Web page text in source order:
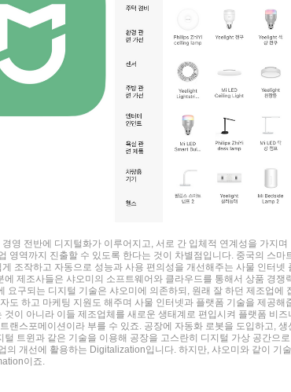
영 전반에 디지털화가 이루어지고, 서로 간 입체적 연계성을 가지며
영역까지 진출할 수 있도록 한다는 것이 차별점입니다. 중국의 스마
조작하고 자동으로 성능과 사용 편의성을 개선해주는 사물 인터넷
제조사들은 샤오미의 소프트웨어와 클라우드를 통해서 상품 경쟁
요구되는 디지털 기술은 샤오미에 의존하되, 원래 잘 하던 제조업에
도 하고 마케팅 지원도 해주며 사물 인터넷과 플랫폼 기술을 제공해
이 아니라 이들 제조업체를 새로운 생태계로 편입시켜 플랫폼 비즈
랜스포메이션이라 부를 수 있죠. 공장에 자동화 로봇을 도입하고, 생
트윈과 같은 기술을 이용해 공장을 고스란히 디지털 가상 공간으로
의 개선에 활용하는 Digitalization입니다. 하지만, 샤오미와 같이 기술
이죠.